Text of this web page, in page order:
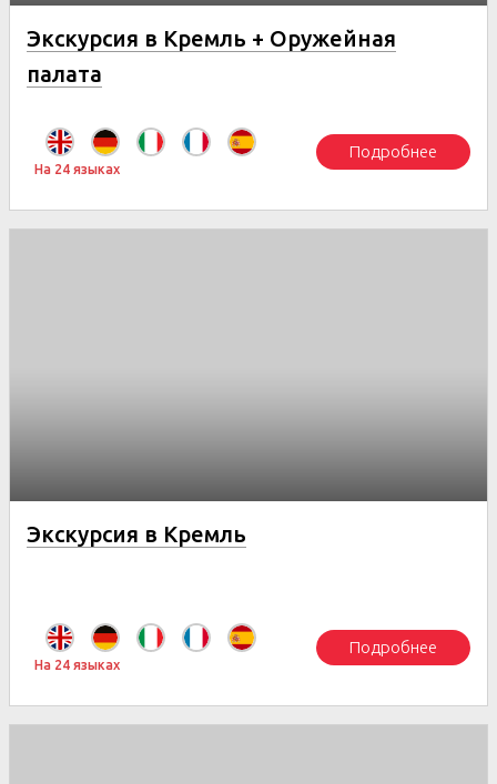
Экскурсия в Кремль + Оружейная
палата
На 24 языках
Подробнее
Экскурсия в Кремль
На 24 языках
Подробнее